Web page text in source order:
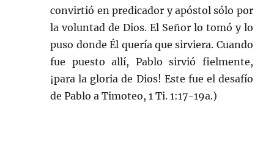
convirtió en predicador y apóstol sólo por
la voluntad de Dios. El Señor lo tomó y lo
puso donde Él quería que sirviera. Cuando
fue puesto allí, Pablo sirvió fielmente,
¡para la gloria de Dios! Este fue el desafío
de Pablo a Timoteo, 1 Ti. 1:17-19a.)